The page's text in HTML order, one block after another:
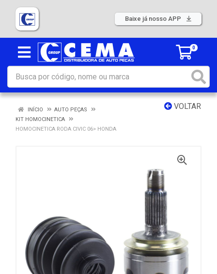
Baixe já nosso APP
0
VOLTAR
INÍCIO
AUTO PEÇAS
KIT HOMOCINETICA
HOMOCINETICA RODA CIVIC 06> HONDA